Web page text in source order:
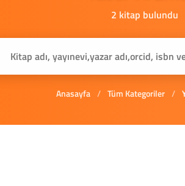
2 kitap bulundu
Anasayfa / Tüm Kategoriler /